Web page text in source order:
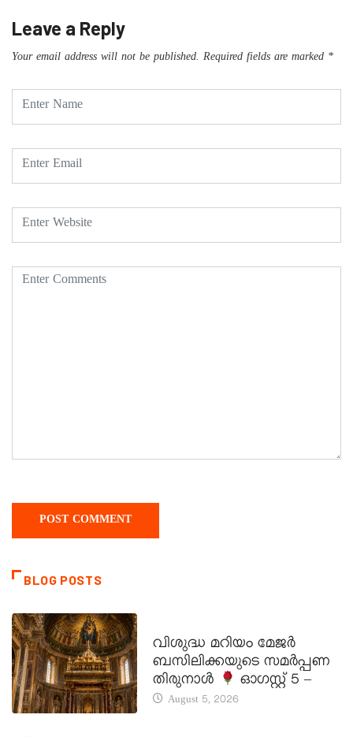
Leave a Reply
Your email address will not be published. Required fields are marked *
BLOG POSTS
വിശുദ്ധ മറിയം മേജർ
ബസിലിക്കയുടെ സമർപ്പണ
തിരുനാൾ
ഓഗസ്റ്റ് 5 –
August 5, 2026